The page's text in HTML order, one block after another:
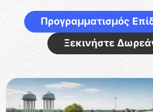
Προγραμματισμός
Ξεκινήστε